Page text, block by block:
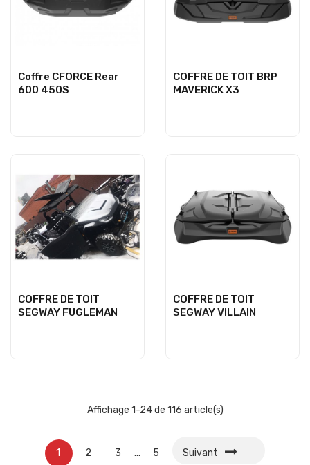
Coffre CFORCE Rear
600 450S
COFFRE DE TOIT BRP
MAVERICK X3
COFFRE DE TOIT
SEGWAY FUGLEMAN
COFFRE DE TOIT
SEGWAY VILLAIN
Affichage 1-24 de 116 article(s)
1 2 3 … 5 Suivant